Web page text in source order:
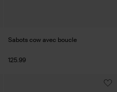
Sabots cow avec boucle
125.99